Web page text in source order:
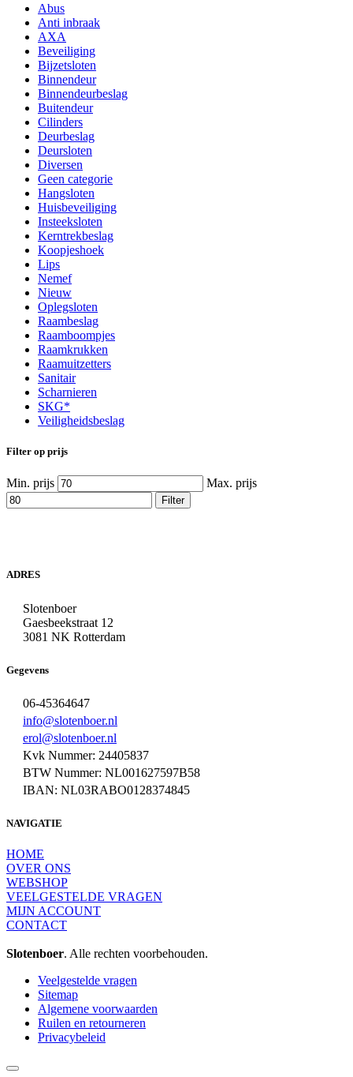
Abus
Anti inbraak
AXA
Beveiliging
Bijzetsloten
Binnendeur
Binnendeurbeslag
Buitendeur
Cilinders
Deurbeslag
Deursloten
Diversen
Geen categorie
Hangsloten
Huisbeveiliging
Insteeksloten
Kerntrekbeslag
Koopjeshoek
Lips
Nemef
Nieuw
Oplegsloten
Raambeslag
Raamboompjes
Raamkrukken
Raamuitzetters
Sanitair
Scharnieren
SKG*
Veiligheidsbeslag
Filter op prijs
Min. prijs Max. prijs
Filter
ADRES
Slotenboer
Gaesbeekstraat 12
3081 NK Rotterdam
Gegevens
06-45364647
info@slotenboer.nl
erol@slotenboer.nl
Kvk Nummer: 24405837
BTW Nummer: NL001627597B58
IBAN: NL03RABO0128374845
NAVIGATIE
HOME
OVER ONS
WEBSHOP
VEELGESTELDE VRAGEN
MIJN ACCOUNT
CONTACT
Slotenboer. Alle rechten voorbehouden.
Veelgestelde vragen
Sitemap
Algemene voorwaarden
Ruilen en retourneren
Privacybeleid